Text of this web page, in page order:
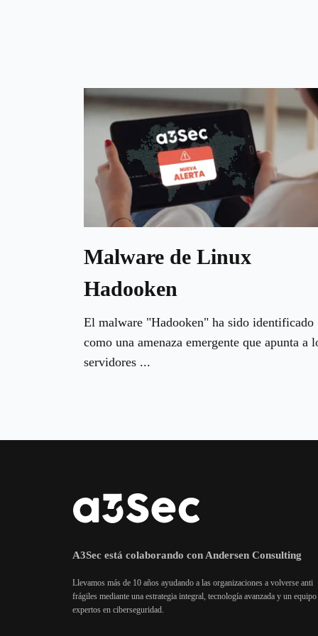
Malware de Linux
Hadooken
El malware "Hadooken" ha sido identificado
como una amenaza emergente que apunta a
servidores ...
A3Sec está colaborando con Andersen Consulting
Llevamos más de 10 años ayudando a las organizaciones a volverse anti
frágiles mediante una estrategia integral, tecnología avanzada y un equipo
expertos en ciberseguridad.